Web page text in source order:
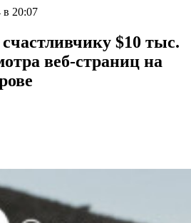
в 20:07
$10 тыс.
веб-страниц на